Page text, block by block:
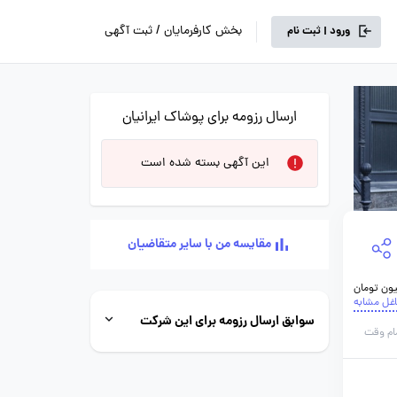
ورود | ثبت نام بخش کارفرمایان / ثبت آگهی
مشابه
وقت
ارسال رزومه برای پوشاک ایرانیان
این آگهی بسته شده است
مقایسه من با سایر متقاضیان
سوابق ارسال رزومه برای این شرکت